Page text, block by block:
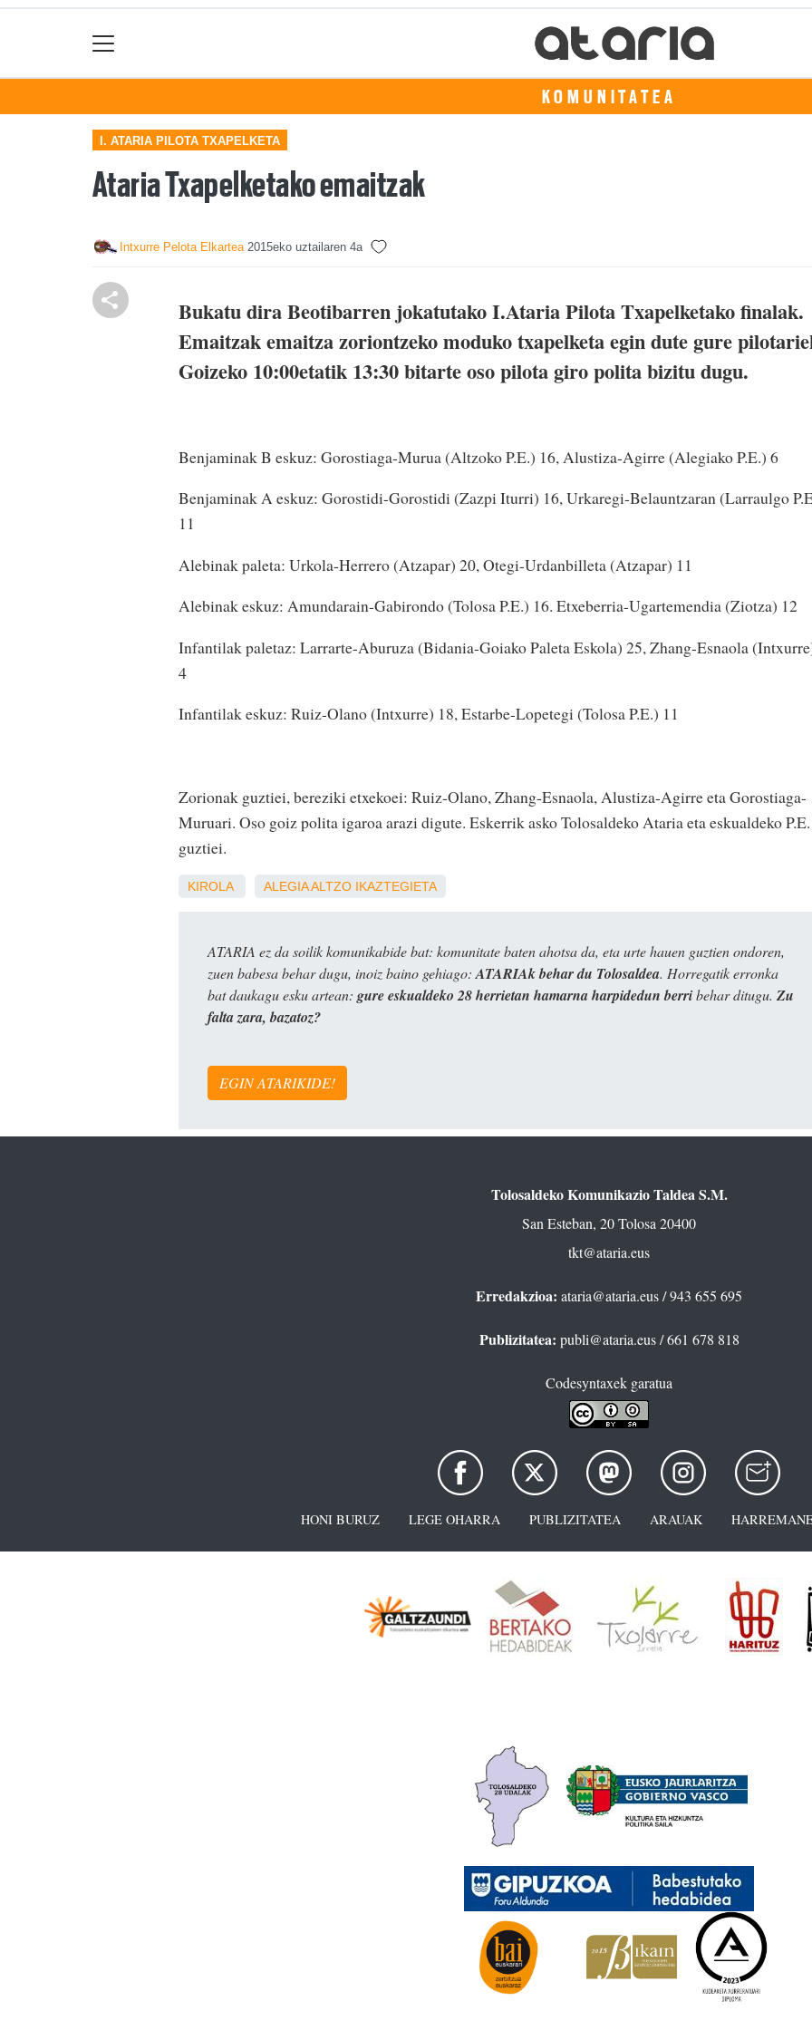
KOMUNITATEA
I. ATARIA PILOTA TXAPELKETA
Ataria Txapelketako emaitzak
Intxurre Pelota Elkartea 2015eko uztailaren 4a
Bukatu dira Beotibarren jokatutako I.Ataria Pilota Txapelketako finalak.
Emaitzak emaitza zoriontzeko moduko txapelketa egin dute gure
Goizeko 10:00etatik 13:30 bitarte oso pilota giro polita bizitu dugu.
Benjaminak B eskuz: Gorostiaga-Murua (Altzoko P.E.) 16, Alustiza-Agirre (Alegiako P.E.) 6
Benjaminak A eskuz: Gorostidi-Gorostidi (Zazpi Iturri) 16, Urkaregi-Belauntzaran (Larraulgo
11
Alebinak paleta: Urkola-Herrero (Atzapar) 20, Otegi-Urdanbilleta (Atzapar) 11
Alebinak eskuz: Amundarain-Gabirondo (Tolosa P.E.) 16. Etxeberria-Ugartemendia (Ziotza) 12
Infantilak paletaz: Larrarte-Aburuza (Bidania-Goiako Paleta Eskola) 25, Zhang-Esnaola
4
Infantilak eskuz: Ruiz-Olano (Intxurre) 18, Estarbe-Lopetegi (Tolosa P.E.) 11
Zorionak guztiei, bereziki etxekoei: Ruiz-Olano, Zhang-Esnaola, Alustiza-Agirre eta Gorostiaga-
Muruari. Oso goiz polita igaroa arazi digute. Eskerrik asko Tolosaldeko Ataria eta eskualdeko P.E.
guztiei.
KIROLA ALEGIAALTZO IKAZTEGIETA
ATARIA ez da soilik komunikabide bat: komunitate baten ahotsa da, eta urte hauen guztien ondoren,
zuen babesa behar dugu, inoiz baino gehiago:ATARIAk behar du Tolosaldea. Horregatik erronka
bat daukagu esku artean: gure eskualdeko 28 herrietan hamarna harpidedun berribehar ditugu. Zu
falta zara, bazatoz?
EGIN ATARIKIDE!
Tolosaldeko Komunikazio Taldea S.M.
San Esteban, 20 Tolosa 20400
tkt@ataria.eus
Erredakzioa: ataria@ataria.eus/ 943 655 695
Publizitatea: publi@ataria.eus/ 661 678 818
Codesyntaxek garatua
HONI BURUZ LEGE OHARRA PUBLIZITATEA ARAUAK